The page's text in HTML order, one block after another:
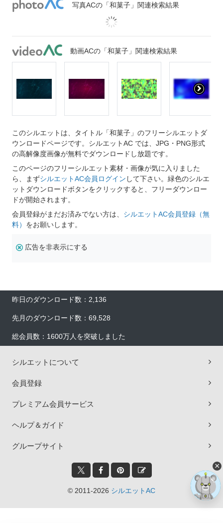
写真ACの「和菓子」関連検索結果
動画ACの「和菓子」関連検索結果
このシルエットは、タイトル「和菓子」のフリーシルエットダ
ウンロードページです。シルエットAC では、JPG・PNG形式
の高解像度画像が無料でダウンロードし放題です。
このページのフリーシルエット素材・画像が気に入りました
ら、まずシルエットAC会員ログイン して下さい。緑色のシルエ
ットダウンロードボタンをクリックすると、フリーダウンロー
ドが開始されます。
会員登録がまだお済みでない方は、 シルエットAC会員登録（無
料） をお願いします。
広告を非表示にする
昨日のダウンロード数：2,136
先月のダウンロード数：69,528
総会員数：1600万人を突破しました
シルエットについて
会員登録
プレミアム会員サービス
ヘルプ＆ガイド
グループサイト
© 2011-2026 シルエットAC
×